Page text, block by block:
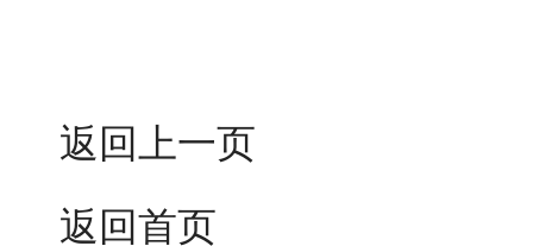
返回上一页
返回首页